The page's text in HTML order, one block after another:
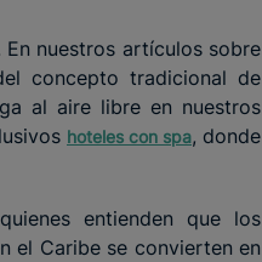
nuestros artículos sobre
concepto tradicional de
al aire libre en nuestros
hoteles con spa, donde
entienden que los
el Caribe se convierten en